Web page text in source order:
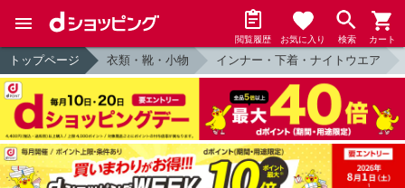
閲覧履歴 お気に入り 検索 カート
トップページ 衣類・靴・小物 インナー・下着・ナイトウエア